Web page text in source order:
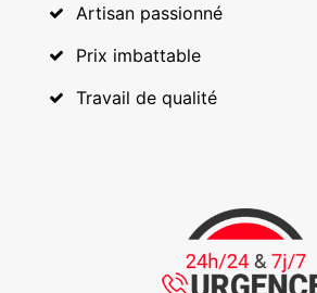
Artisan passionné
Prix imbattable
Travail de qualité